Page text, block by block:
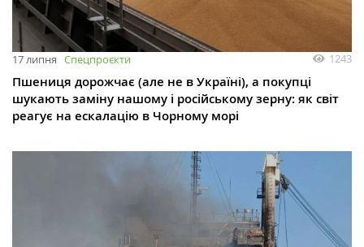
17 липня Спецпроєкти 1243
Пшениця дорожчає (але не в Україні), а покупці
шукають заміну нашому і російському зерну: як світ
реагує на ескалацію в Чорному морі